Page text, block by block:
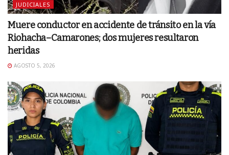
JUDICIALES
Muere conductor en accidente de tránsito en la vía
Riohacha–Camarones; dos mujeres resultaron
heridas
AGOSTO 5, 2026